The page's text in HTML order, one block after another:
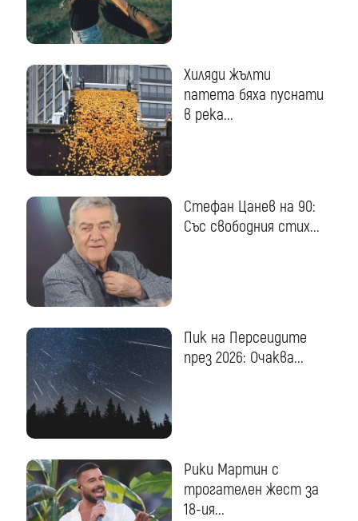
Хиляди жълти
патета бяха пуснати
в река...
Стефан Цанев на 90:
Със свободния стих...
Пик на Персеидите
през 2026: Очаква...
Рики Мартин с
трогателен жест за
18-ия...